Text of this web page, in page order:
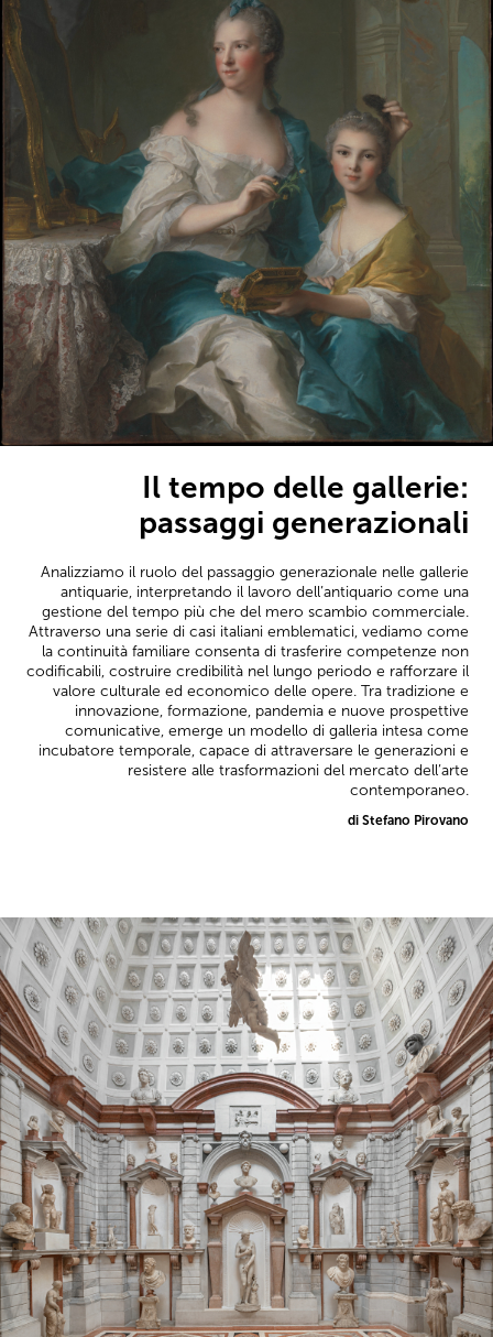
Il tempo delle gallerie:
passaggi generazionali
Analizziamo il ruolo del passaggio generazionale nelle gallerie
antiquarie, interpretando il lavoro dell’antiquario come una
gestione del tempo più che del mero scambio commerciale.
Attraverso una serie di casi italiani emblematici, vediamo come
la continuità familiare consenta di trasferire competenze non
codificabili, costruire credibilità nel lungo periodo e rafforzare il
valore culturale ed economico delle opere. Tra tradizione e
innovazione, formazione, pandemia e nuove prospettive
comunicative, emerge un modello di galleria intesa come
incubatore temporale, capace di attraversare le generazioni e
resistere alle trasformazioni del mercato dell’arte
contemporaneo.
di Stefano Pirovano